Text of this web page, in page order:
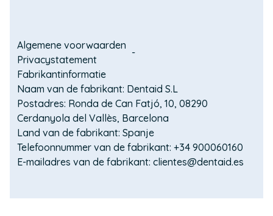
nieuw
venster)
Domain
menu
for
VITIS
for
life
Algemene voorwaarden
Privacystatement
Fabrikantinformatie
Naam van de fabrikant: Dentaid S.L
Postadres: Ronda de Can Fatjó, 10, 08290
Cerdanyola del Vallès, Barcelona
Land van de fabrikant: Spanje
Telefoonnummer van de fabrikant: +34 900060160
E-mailadres van de fabrikant: clientes@dentaid.es